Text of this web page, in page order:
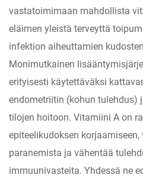
vastatoimimaan mahdollista
eläimen yleistä terveyttä
infektion aiheuttamien
Monimutkainen
erityisesti käytettäväksi
endometriitin (kohun tulehdus)
tilojen hoitoon. Vitamiini A on
epiteelikudoksen
paranemista ja vähentää
immuunivasteita. Yhdessä ne